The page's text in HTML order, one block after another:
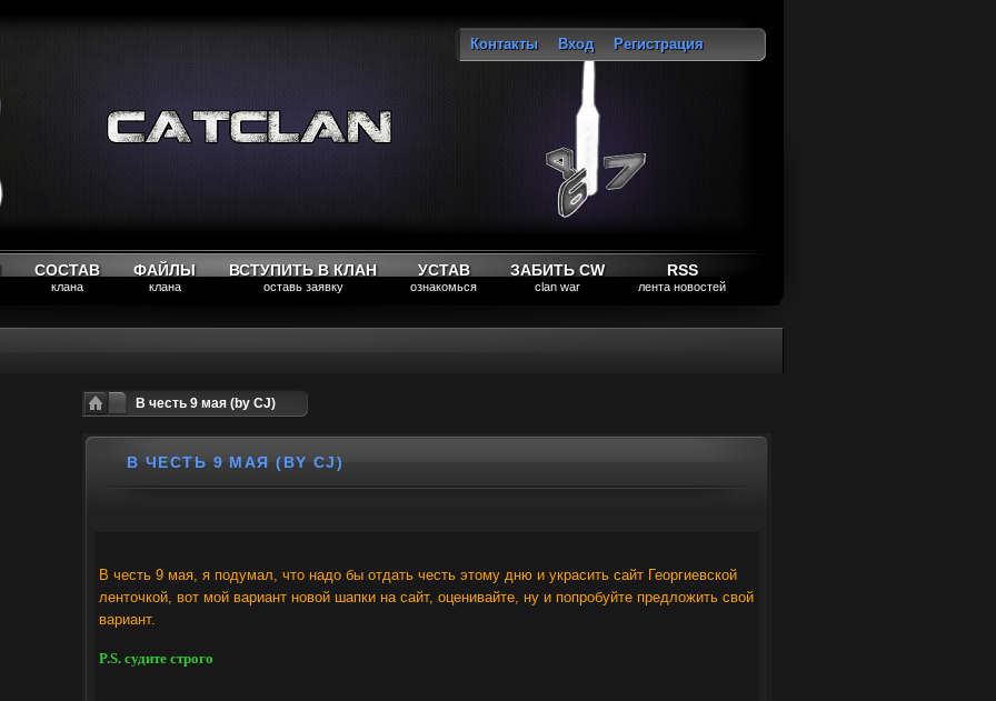
Контакты Вход
Регистрация
СОСТАВ
клана
ФАЙЛЫ
клана
ВСТУПИТЬ В КЛАН
оставь заявку
УСТАВ
ознакомься
ЗАБИТЬ CW
clan war
RSS
лента новостей
В честь 9 мая (by CJ)
В ЧЕСТЬ 9 МАЯ (BY CJ)
В честь 9 мая, я подумал, что надо бы отдать честь этому дню и украсить сайт Георгиевской
ленточкой, вот мой вариант новой шапки на сайт, оценивайте, ну и попробуйте предложить свой
вариант.
P.S. судите строго